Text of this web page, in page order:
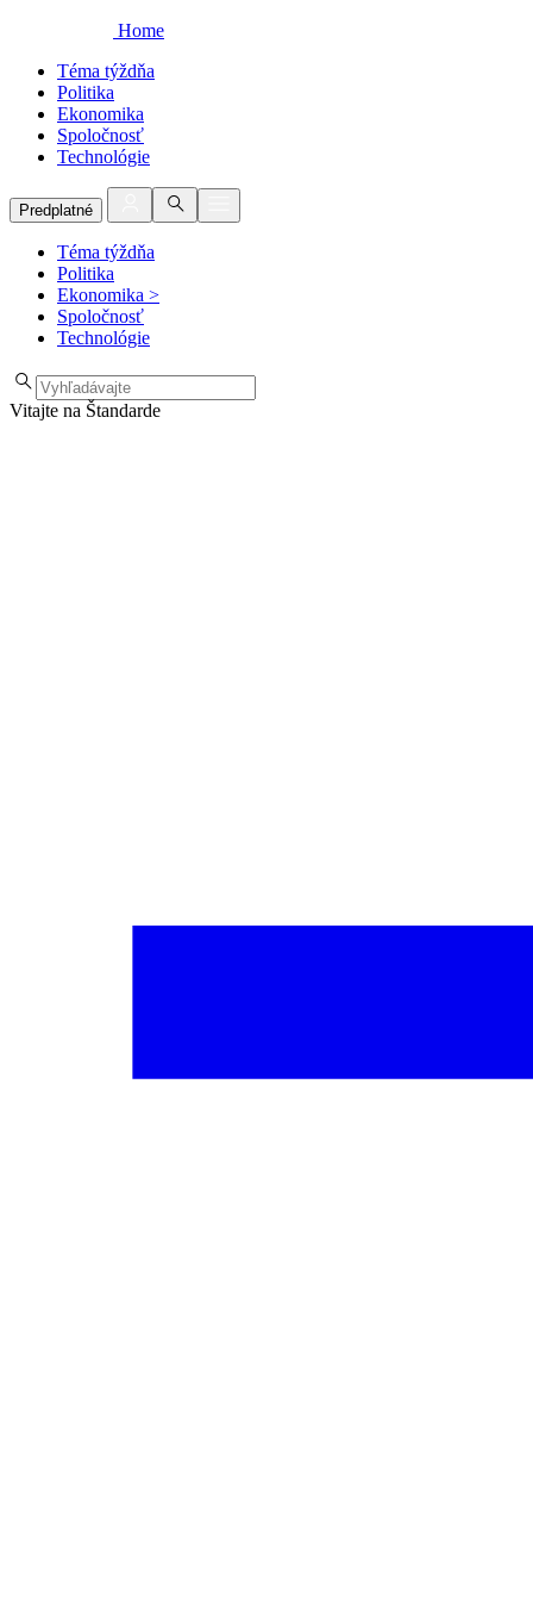
Home
Téma týždňa
Politika
Ekonomika
Spoločnosť
Technológie
Predplatné
Téma týždňa
Politika
Ekonomika >
Spoločnosť
Technológie
Vitajte na Štandarde